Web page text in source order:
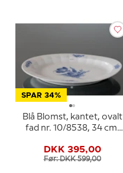
SPAR 34%
Blå Blomst, kantet, ovalt
fad nr. 10/8538, 34 cm,
DKK 395,00
Før: DKK 599,00